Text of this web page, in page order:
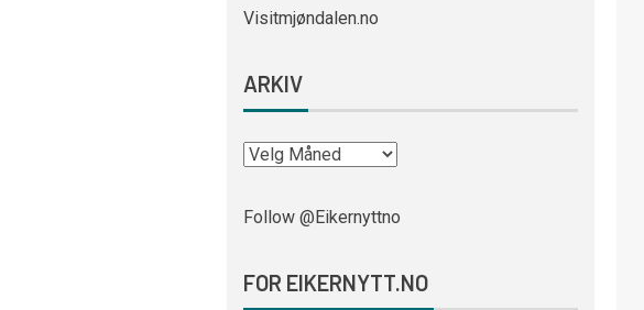
Visitmjøndalen.no
ARKIV
Follow @Eikernyttno
FOR EIKERNYTT.NO